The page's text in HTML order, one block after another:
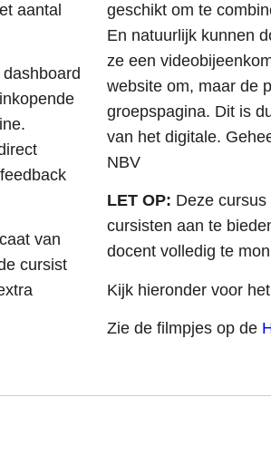
aantal
van
cursist
geschikt om te
En natuurlijk kunnen
ze een
website om, maar de
groepspagina. Dit is
van het digitale.
NBV
LET OP: Deze
cursisten aan te
docent volledig te
Kijk hieronder voor
Zie de filmpjes op de